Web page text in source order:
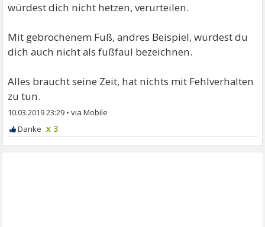
würdest dich nicht hetzen, verurteilen.
Mit gebrochenem Fuß, andres Beispiel, würdest du
dich auch nicht als fußfaul bezeichnen.
Alles braucht seine Zeit, hat nichts mit Fehlverhalten
zu tun.
10.03.2019 23:29 •
x 3